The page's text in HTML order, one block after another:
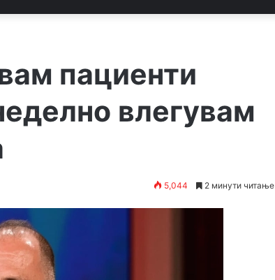
пациенти
влегувам
5,044 2 минути читање